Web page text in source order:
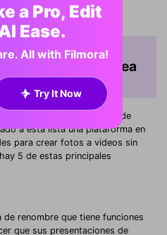
de
en línea
cuál es el mejor creador de
a esta lista una plataforma en
para crear fotos a videos sin
5 de estas principales
renombre que tiene funciones
que sus presentaciones de
a Pro, Edit
Ease.
All with Filmora!
Try It Now